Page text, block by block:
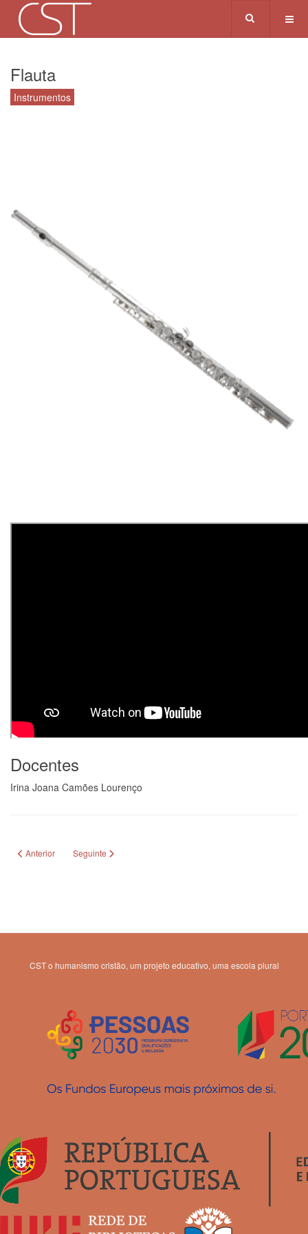
Flauta
Instrumentos
Docentes
Irina Joana Camões Lourenço
Artigo anterior: Flauta de Bisel
Anterior Artigo seguinte: Guitarra Clássica
Seguinte
CST o humanismo cristão, um projeto educativo, uma escola plural